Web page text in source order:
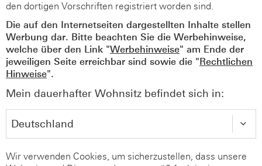
den dortigen Vorschriften registriert worden sind.
Die auf den Internetseiten dargestellten Inhalte stellen
Werbung dar. Bitte beachten Sie die Werbehinweise,
welche über den Link "Werbehinweise" am Ende der
jeweiligen Seite erreichbar sind sowie die "Rechtlichen
Hinweise".
Mein dauerhafter Wohnsitz befindet sich in:
Wir verwenden Cookies, um sicherzustellen, dass unsere